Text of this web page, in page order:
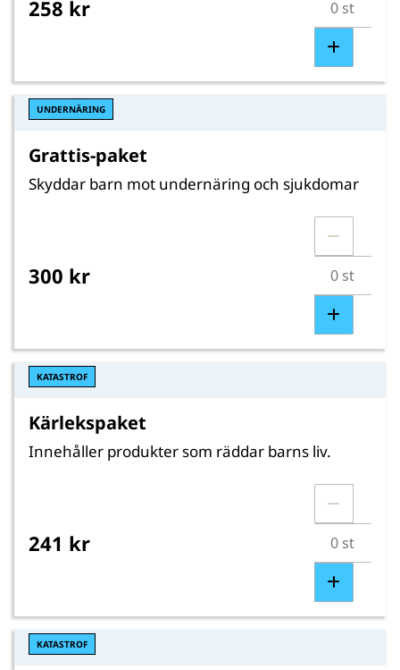
258 kr
UNDERNÄRING
Grattis-paket
Skyddar barn mot undernäring och sjukdomar
300 kr
KATASTROF
Kärlekspaket
Innehåller produkter som räddar barns liv.
241 kr
KATASTROF